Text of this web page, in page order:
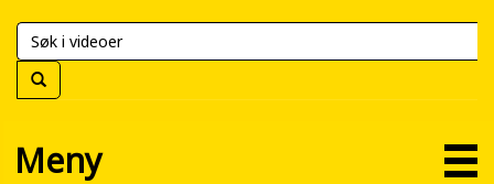
Universitetsbiblioteket
Meny